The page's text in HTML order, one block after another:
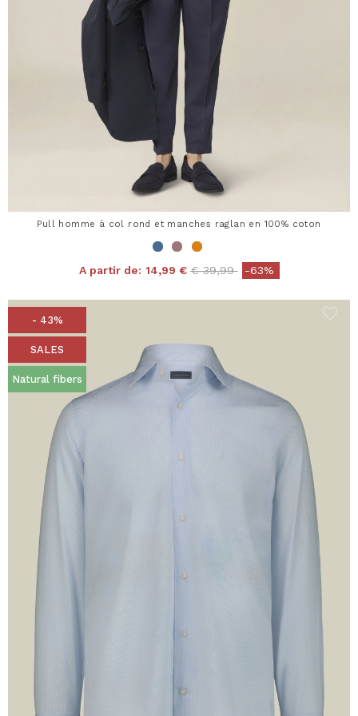
Pull homme à col rond et manches raglan en 100% coton
A partir de: 14,99 € Price reduced from
€ 39,99to-63%
- 43%
SALES
Natural fibers